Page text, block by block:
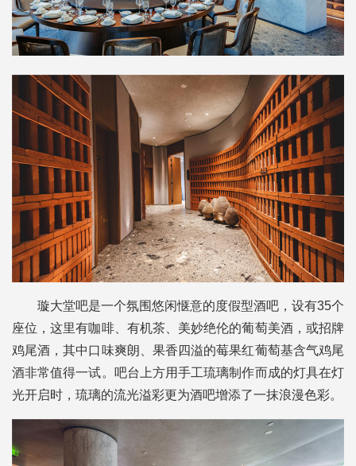
璇大堂吧是一个氛围悠闲惬意的度假型酒吧，设有35个
座位，这里有咖啡、有机茶、美妙绝伦的葡萄美酒，或招牌
鸡尾酒，其中口味爽朗、果香四溢的莓果红葡萄基含气鸡尾
酒非常值得一试。吧台上方用手工琉璃制作而成的灯具在灯
光开启时，琉璃的流光溢彩更为酒吧增添了一抹浪漫色彩。